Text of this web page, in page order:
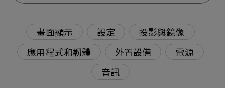
畫面顯示 設定
投影與鏡像
應用程式和韌體
外置設備
電源
音訊